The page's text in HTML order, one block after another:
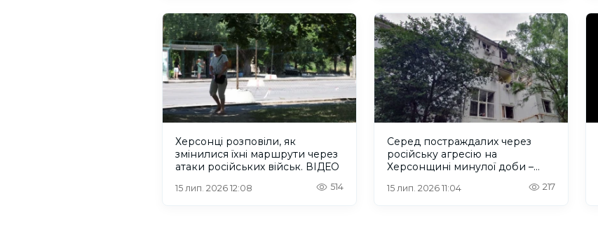
Херсонці розповіли, як
змінилися їхні маршрути через
атаки російських військ. ВІДЕО
15 лип. 2026 12:08 514
Серед постраждалих через
російську агресію на
Херсонщині минулої доби –
15 лип. 2026 11:04 217